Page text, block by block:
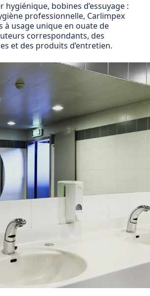
hygiénique, bobines d’essuyage :
professionnelle, Carlimpex
à usage unique en ouate de
correspondants, des
et des produits d’entretien.